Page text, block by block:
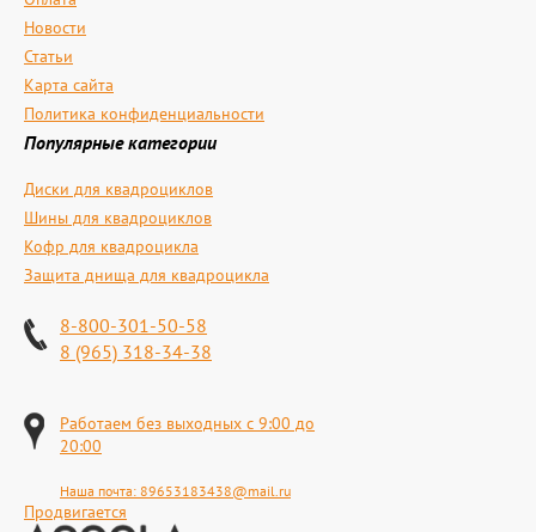
Новости
Статьи
Карта сайта
Политика конфиденциальности
Популярные категории
Диски для квадроциклов
Шины для квадроциклов
Кофр для квадроцикла
Защита днища для квадроцикла
8-800-301-50-58
8 (965) 318-34-38
Работаем без выходных с 9:00 до
20:00
Наша почта: 89653183438@mail.ru
Продвигается